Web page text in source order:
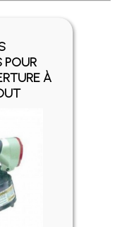
POUR
À